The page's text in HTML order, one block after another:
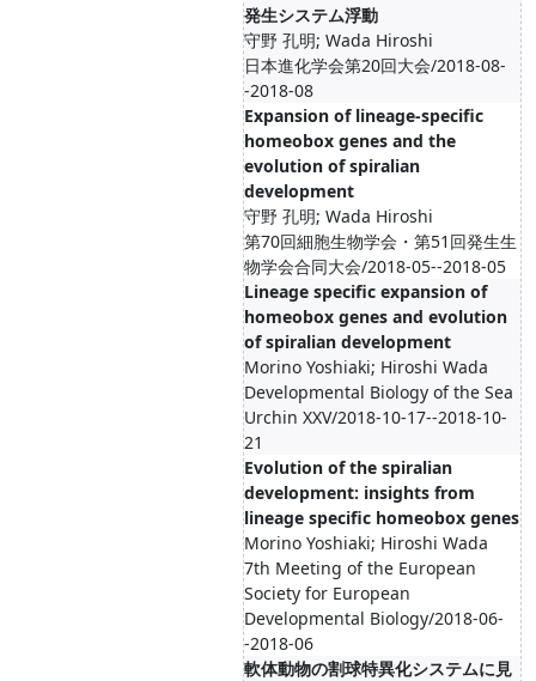
発生システム浮動
守野 孔明; Wada Hiroshi
日本進化学会第20回大会/2018-08-
-2018-08
Expansion of lineage-specific
homeobox genes and the
evolution of spiralian
development
守野 孔明; Wada Hiroshi
第70回細胞生物学会・第51回発生生
物学会合同大会/2018-05--2018-05
Lineage specific expansion of
homeobox genes and evolution
of spiralian development
Morino Yoshiaki; Hiroshi Wada
Developmental Biology of the Sea
Urchin XXV/2018-10-17--2018-10-
21
Evolution of the spiralian
development: insights from
lineage specific homeobox genes
Morino Yoshiaki; Hiroshi Wada
7th Meeting of the European
Society for European
Developmental Biology/2018-06-
-2018-06
軟体動物の割球特異化システムに見